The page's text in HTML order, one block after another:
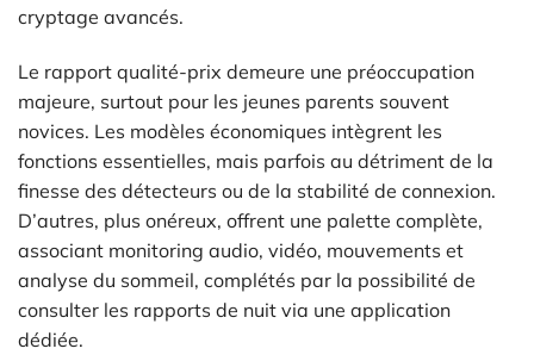
cryptage avancés.
Le rapport qualité-prix demeure une préoccupation
majeure, surtout pour les jeunes parents souvent
novices. Les modèles économiques intègrent les
fonctions essentielles, mais parfois au détriment de la
finesse des détecteurs ou de la stabilité de connexion.
D’autres, plus onéreux, offrent une palette complète,
associant monitoring audio, vidéo, mouvements et
analyse du sommeil, complétés par la possibilité de
consulter les rapports de nuit via une application
dédiée.